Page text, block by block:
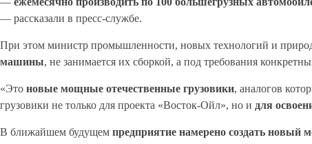
— рассказали в пресс-службе.
При этом министр промышленности, новых технологий и
машины, не занимается их сборкой, а под требования
«Это новые мощные отечественные грузовики, аналогов
грузовики не только для проекта «Восток-Ойл», но и для
В ближайшем будущем предприятие намерено создать новый